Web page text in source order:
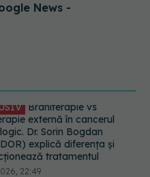
News -
De ce unele paciente
de col uterin nu mai ajung
Dr. Sorin Bogdan
Intervenția